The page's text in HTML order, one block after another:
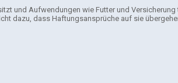
und Aufwendungen wie Futter und
dazu, dass Haftungsansprüche auf sie